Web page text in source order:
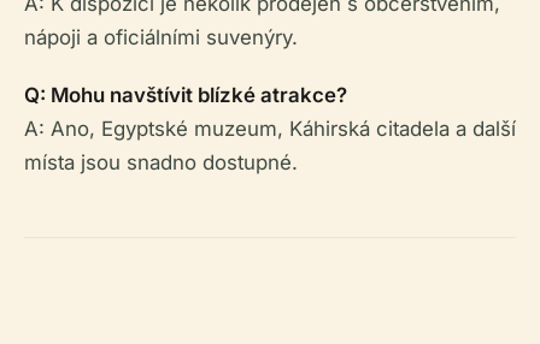
nápoji a oficiálními suvenýry.
Q: Mohu navštívit blízké atrakce?
A: Ano, Egyptské muzeum, Káhirská citadela a další
místa jsou snadno dostupné.